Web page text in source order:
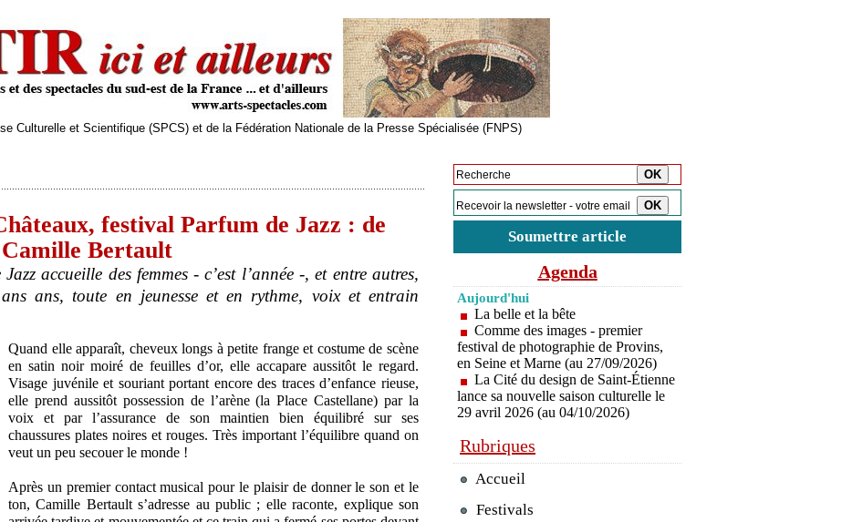
Culturelle et Scientifique (SPCS) et de la Fédération Nationale de la Presse Spécialisée (FNPS)
festival Parfum de Jazz : de
Camille Bertault
accueille des femmes - c’est l’année -, et entre autres,
ans, toute en jeunesse et en rythme, voix et entrain
Quand elle apparaît, cheveux longs à petite frange et costume de scène
en satin noir moiré de feuilles d’or, elle accapare aussitôt le regard.
Visage juvénile et souriant portant encore des traces d’enfance rieuse,
elle prend aussitôt possession de l’arène (la Place Castellane) par la
voix et par l’assurance de son maintien bien équilibré sur ses
chaussures plates noires et rouges. Très important l’équilibre quand on
veut un peu secouer le monde !
Après un premier contact musical pour le plaisir de donner le son et le
ton, Camille Bertault s’adresse au public ; elle raconte, explique son
Soumettre article
Agenda
Aujourd'hui
La belle et la bête
Comme des images - premier
festival de photographie de Provins,
en Seine et Marne (au 27/09/2026)
La Cité du design de Saint-Étienne
lance sa nouvelle saison culturelle le
29 avril 2026 (au 04/10/2026)
Rubriques
Accueil
Festivals